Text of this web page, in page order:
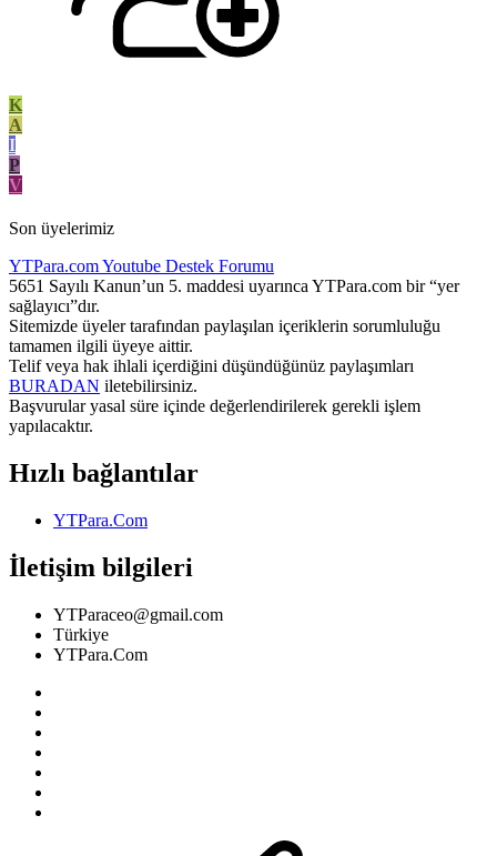
K
A
I
P
V
Son üyelerimiz
YTPara.comYoutube Destek Forumu
5651 Sayılı Kanun’un 5. maddesi uyarınca YTPara.com bir “yer
sağlayıcı”dır.
Sitemizde üyeler tarafından paylaşılan içeriklerin sorumluluğu
tamamen ilgili üyeye aittir.
Telif veya hak ihlali içerdiğini düşündüğünüz paylaşımları
BURADAN iletebilirsiniz.
Başvurular yasal süre içinde değerlendirilerek gerekli işlem
yapılacaktır.
Hızlı bağlantılar
YTPara.Com
İletişim bilgileri
YTParaceo@gmail.com
Türkiye
YTPara.Com